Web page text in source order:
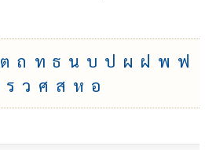
ต ถ ท ธ น บ ป ผ ฝ พ ฟ
ร ว ศ ส ห อ